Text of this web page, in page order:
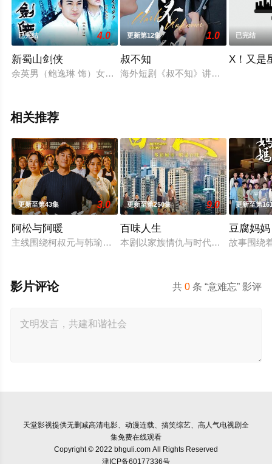
已完结 4.0
新蜀山剑侠
余英男（鲍逸琳 饰）女扮男装，结识了名为石中玉（赵擎 饰）
更新第12集 1.0
叔不知
海外短剧《叔不知》讲述了陆家小少
已完结
X！又是
相关推荐
更新至第43集 3.0
阿松与阿暖
主线围绕柯叔元与韩瑜饰演的"离婚夫妻"阿松、阿芬展开，两人
更新至第250集 9.0
百味人生
本剧以家族情仇与时代情怀为主轴，
更新至第
豆腐妈妈
故事围绕
共0 条 “意难忘” 影评
影片评论
天堂影视提供无删减高清电影、动漫连载、搞笑综艺、高人气电视剧全
集免费在线观看
Copyright © 2022 bhguli.com All Rights Reserved
津ICP备60177336号